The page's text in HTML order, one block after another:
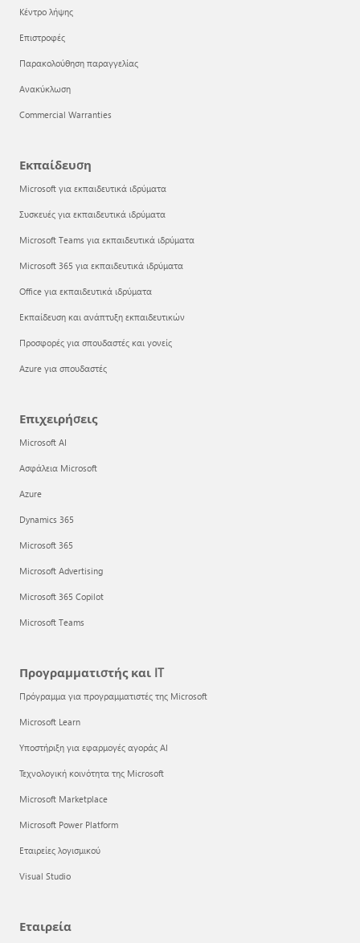
Κέντρο λήψης
Επιστροφές
Παρακολούθηση παραγγελίας
Ανακύκλωση
Commercial Warranties
Εκπαίδευση
Microsoft για εκπαιδευτικά ιδρύματα
Συσκευές για εκπαιδευτικά ιδρύματα
Microsoft Teams για εκπαιδευτικά ιδρύματα
Microsoft 365 για εκπαιδευτικά ιδρύματα
Office για εκπαιδευτικά ιδρύματα
Εκπαίδευση και ανάπτυξη εκπαιδευτικών
Προσφορές για σπουδαστές και γονείς
Azure για σπουδαστές
Επιχειρήσεις
Microsoft AI
Ασφάλεια Microsoft
Azure
Dynamics 365
Microsoft 365
Microsoft Advertising
Microsoft 365 Copilot
Microsoft Teams
Προγραμματιστής και IT
Πρόγραμμα για προγραμματιστές της Microsoft
Microsoft Learn
Υποστήριξη για εφαρμογές αγοράς AI
Τεχνολογική κοινότητα της Microsoft
Microsoft Marketplace
Microsoft Power Platform
Εταιρείες λογισμικού
Visual Studio
Εταιρεία